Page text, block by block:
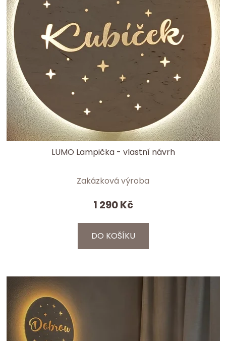
LUMO Lampička - vlastní návrh
Zakázková výroba
1 290 Kč
DO KOŠÍKU